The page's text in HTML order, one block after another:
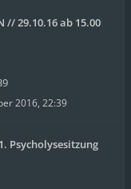
// 29.10.16 ab 15.00
2016, 22:39
Psycholysesitzung